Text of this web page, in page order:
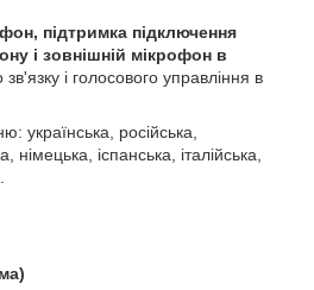
підтримка підключення
і зовнішній мікрофон в
зв'язку і голосового управління в
українська, російська,
німецька, іспанська, італійська,